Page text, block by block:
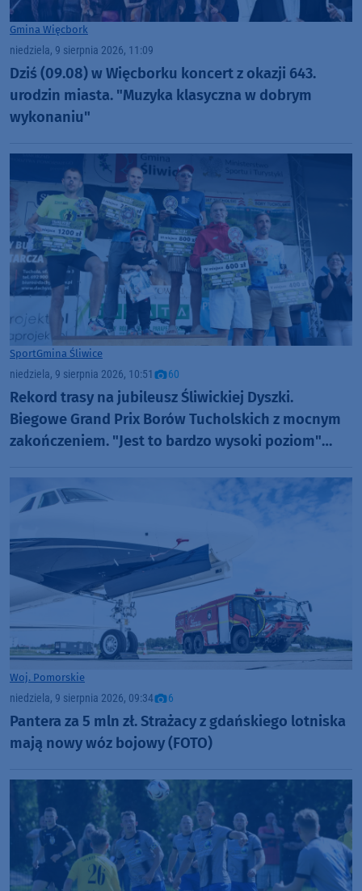
Gmina Więcbork
niedziela, 9 sierpnia 2026, 11:09
Dziś (09.08) w Więcborku koncert z okazji 643.
urodzin miasta. "Muzyka klasyczna w dobrym
wykonaniu"
SportGmina Śliwice
niedziela, 9 sierpnia 2026, 10:51 60
Rekord trasy na jubileusz Śliwickiej Dyszki.
Biegowe Grand Prix Borów Tucholskich z mocnym
zakończeniem. "Jest to bardzo wysoki poziom"
Woj. Pomorskie
niedziela, 9 sierpnia 2026, 09:34 6
Pantera za 5 mln zł. Strażacy z gdańskiego lotniska
mają nowy wóz bojowy (FOTO)